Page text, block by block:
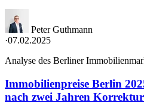
Peter Guthmann
·07.02.2025
Analyse des Berliner
Immobilienpreise Berlin
nach zwei Jahren Korrektur